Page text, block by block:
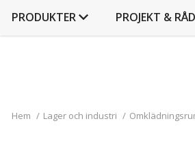
PRODUKTER PROJEKT &
Hem / Lager och industri /